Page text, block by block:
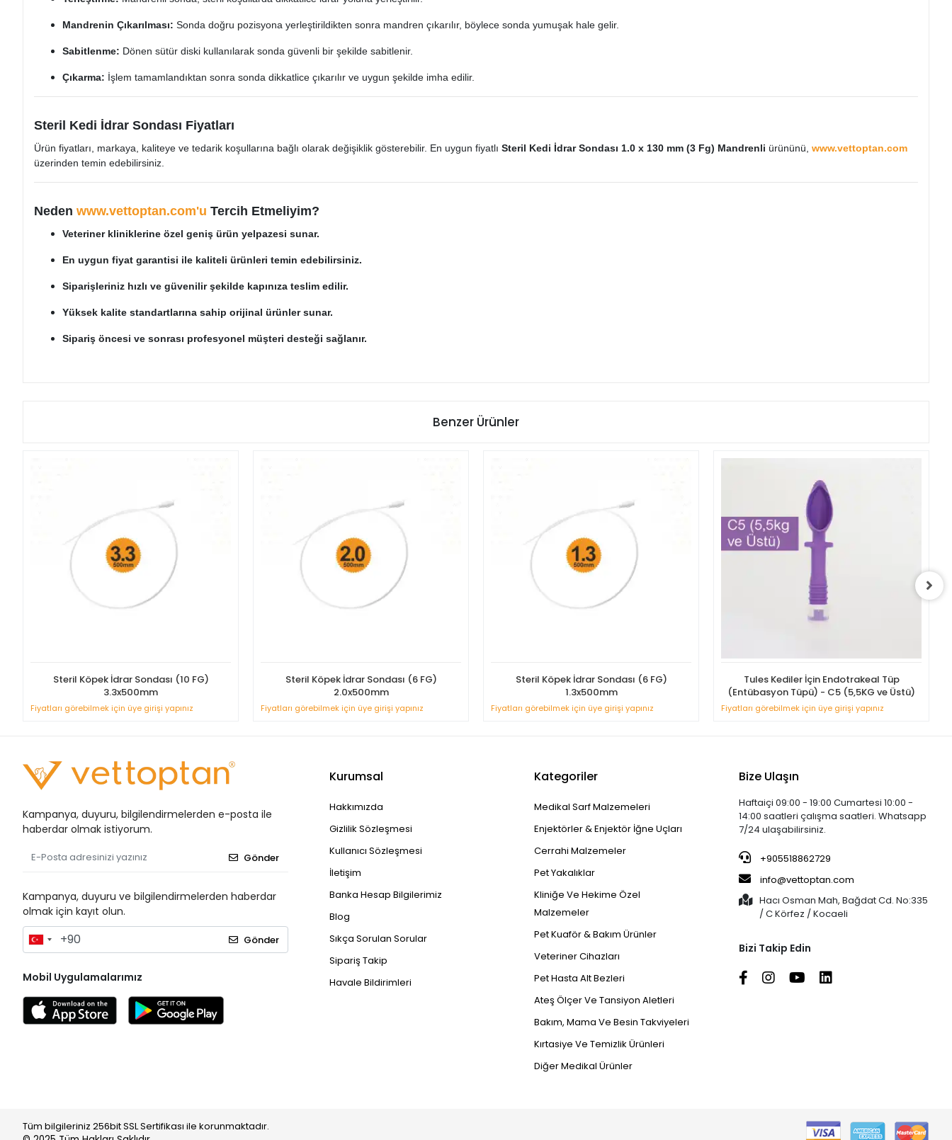
Mandrenin Çıkarılması: Sonda doğru pozisyona yerleştirildikten sonra mandren çıkarılır, böylece sonda yumuşak hale gelir.​
Sabitlenme: Dönen sütür diski kullanılarak sonda güvenli bir şekilde sabitlenir.​
Çıkarma: İşlem tamamlandıktan sonra sonda dikkatlice çıkarılır ve uygun şekilde imha edilir.​
Steril Kedi İdrar Sondası Fiyatları
Ürün fiyatları, markaya, kaliteye ve tedarik koşullarına bağlı olarak değişiklik gösterebilir. En uygun fiyatlı Steril Kedi İdrar Sondası 1.0 x 130 mm (3 Fg) Mandrenli ürününü, www.vettoptan.com
üzerinden temin edebilirsiniz.​
Neden www.vettoptan.com'u Tercih Etmeliyim?
Veteriner kliniklerine özel geniş ürün yelpazesi sunar.
En uygun fiyat garantisi ile kaliteli ürünleri temin edebilirsiniz.
Siparişleriniz hızlı ve güvenilir şekilde kapınıza teslim edilir.
Yüksek kalite standartlarına sahip orijinal ürünler sunar.
Sipariş öncesi ve sonrası profesyonel müşteri desteği sağlanır.
Benzer Ürünler
Steril Köpek İdrar Sondası (10 FG)
3.3x500mm
Fiyatları görebilmek için üye girişi yapınız
Steril Köpek İdrar Sondası (6 FG)
2.0x500mm
Fiyatları görebilmek için üye girişi yapınız
Steril Köpek İdrar Sondası (6 FG)
1.3x500mm
Fiyatları görebilmek için üye girişi yapınız
Tules Kediler İçin Endotrakeal Tüp
(Entübasyon Tüpü) - C5 (5,5KG ve Üstü)
Fiyatları görebilmek için üye girişi yapınız
Kampanya, duyuru, bilgilendirmelerden e-posta ile
haberdar olmak istiyorum.
Gönder
Kampanya, duyuru ve bilgilendirmelerden haberdar
olmak için kayıt olun.
Gönder
Mobil Uygulamalarımız
Kurumsal
Hakkımızda
Gizlilik Sözleşmesi
Kullanıcı Sözleşmesi
İletişim
Banka Hesap Bilgilerimiz
Blog
Sıkça Sorulan Sorular
Sipariş Takip
Havale Bildirimleri
Kategoriler
Medikal Sarf Malzemeleri
Enjektörler & Enjektör İğne Uçları
Cerrahi Malzemeler
Pet Yakalıklar
Kliniğe Ve Hekime Özel
Malzemeler
Pet Kuaför & Bakım Ürünler
Veteriner Cihazları
Pet Hasta Alt Bezleri
Ateş Ölçer Ve Tansiyon Aletleri
Bakım, Mama Ve Besin Takviyeleri
Kırtasiye Ve Temizlik Ürünleri
Diğer Medikal Ürünler
Bize Ulaşın
Haftaiçi 09:00 - 19:00 Cumartesi 10:00 -
14:00 saatleri çalışma saatleri. Whatsapp
7/24 ulaşabilirsiniz.
+905518862729
info@vettoptan.com
Hacı Osman Mah, Bağdat Cd. No:335
/ C Körfez / Kocaeli
Bizi Takip Edin
Tüm bilgileriniz 256bit SSL Sertifikası ile korunmaktadır.